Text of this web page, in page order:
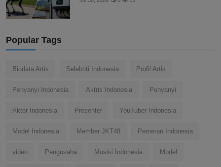
Popular Tags
Biodata Artis Selebriti Indonesia Profil Artis
Penyanyi Indonesia Aktris Indonesia Penyanyi
Aktor Indonesia Presenter YouTuber Indonesia
Model Indonesia Member JKT48 Pemeran Indonesia
video Pengusaha Musisi Indonesia Model